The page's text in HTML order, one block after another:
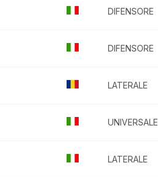
DIFENSORE
DIFENSORE
LATERALE
UNIVERSALE
LATERALE